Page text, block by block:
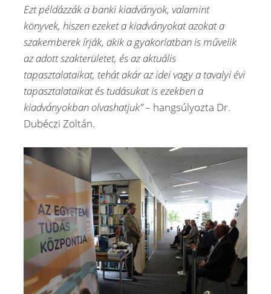
Ezt példázzák a banki kiadványok, valamint
könyvek, hiszen ezeket a kiadványokat azokat a
szakemberek írják, akik a gyakorlatban is művelik
az adott szakterületet, és az aktuális
tapasztalataikat, tehát akár az idei vagy a tavalyi évi
tapasztalataikat és tudásukat is ezekben a
kiadványokban olvashatjuk”– hangsúlyozta Dr.
Dubéczi Zoltán.